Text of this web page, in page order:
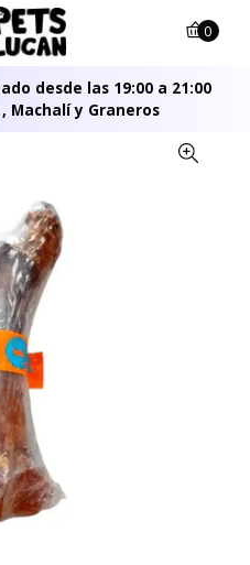
desde las 19:00 a 21:00
Machalí y Graneros
0